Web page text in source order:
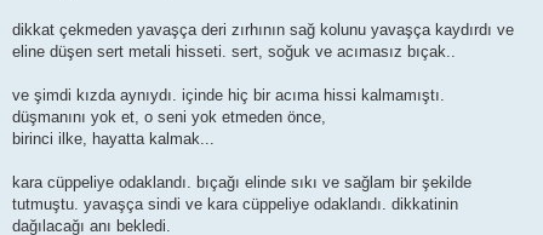
dikkat çekmeden yavaşça deri zırhının sağ kolunu yavaşça kaydırdı ve
eline düşen sert metali hisseti. sert, soğuk ve acımasız bıçak..
ve şimdi kızda aynıydı. içinde hiç bir acıma hissi kalmamıştı.
düşmanını yok et, o seni yok etmeden önce,
birinci ilke, hayatta kalmak...
kara cüppeliye odaklandı. bıçağı elinde sıkı ve sağlam bir şekilde
tutmuştu. yavaşça sindi ve kara cüppeliye odaklandı. dikkatinin
dağılacağı anı bekledi.